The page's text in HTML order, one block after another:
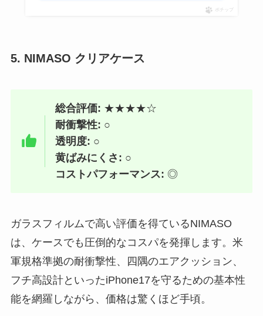
ポチップ
5. NIMASO クリアケース
総合評価: ★★★★☆
耐衝撃性: ○
透明度: ○
黄ばみにくさ: ○
コストパフォーマンス: ◎
ガラスフィルムで高い評価を得ているNIMASO
は、ケースでも圧倒的なコスパを発揮します。米
軍規格準拠の耐衝撃性、四隅のエアクッション、
フチ高設計といったiPhone17を守るための基本性
能を網羅しながら、価格は驚くほど手頃。